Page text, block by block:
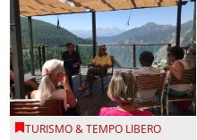
TURISMO & TEMPO LIBERO